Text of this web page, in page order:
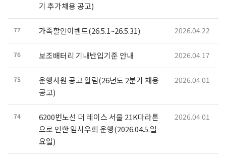
기 추가채용 공고)
77 가족할인이벤트(26.5.1~26.5.31) 2026.04.22
76 보조배터리 기내반입기준 안내 2026.04.17
75
운행사원 공고 알림(26년도 2분기 채용
공고)
2026.04.01
74
6200번노선 더 레이스 서울 21K마라톤
으로 인한 임시우회 운행(2026.04.5.일
요일)
2026.04.01